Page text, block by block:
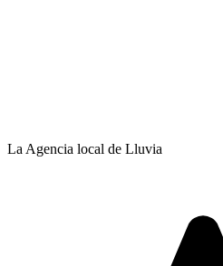
La Agencia local de Lluvia